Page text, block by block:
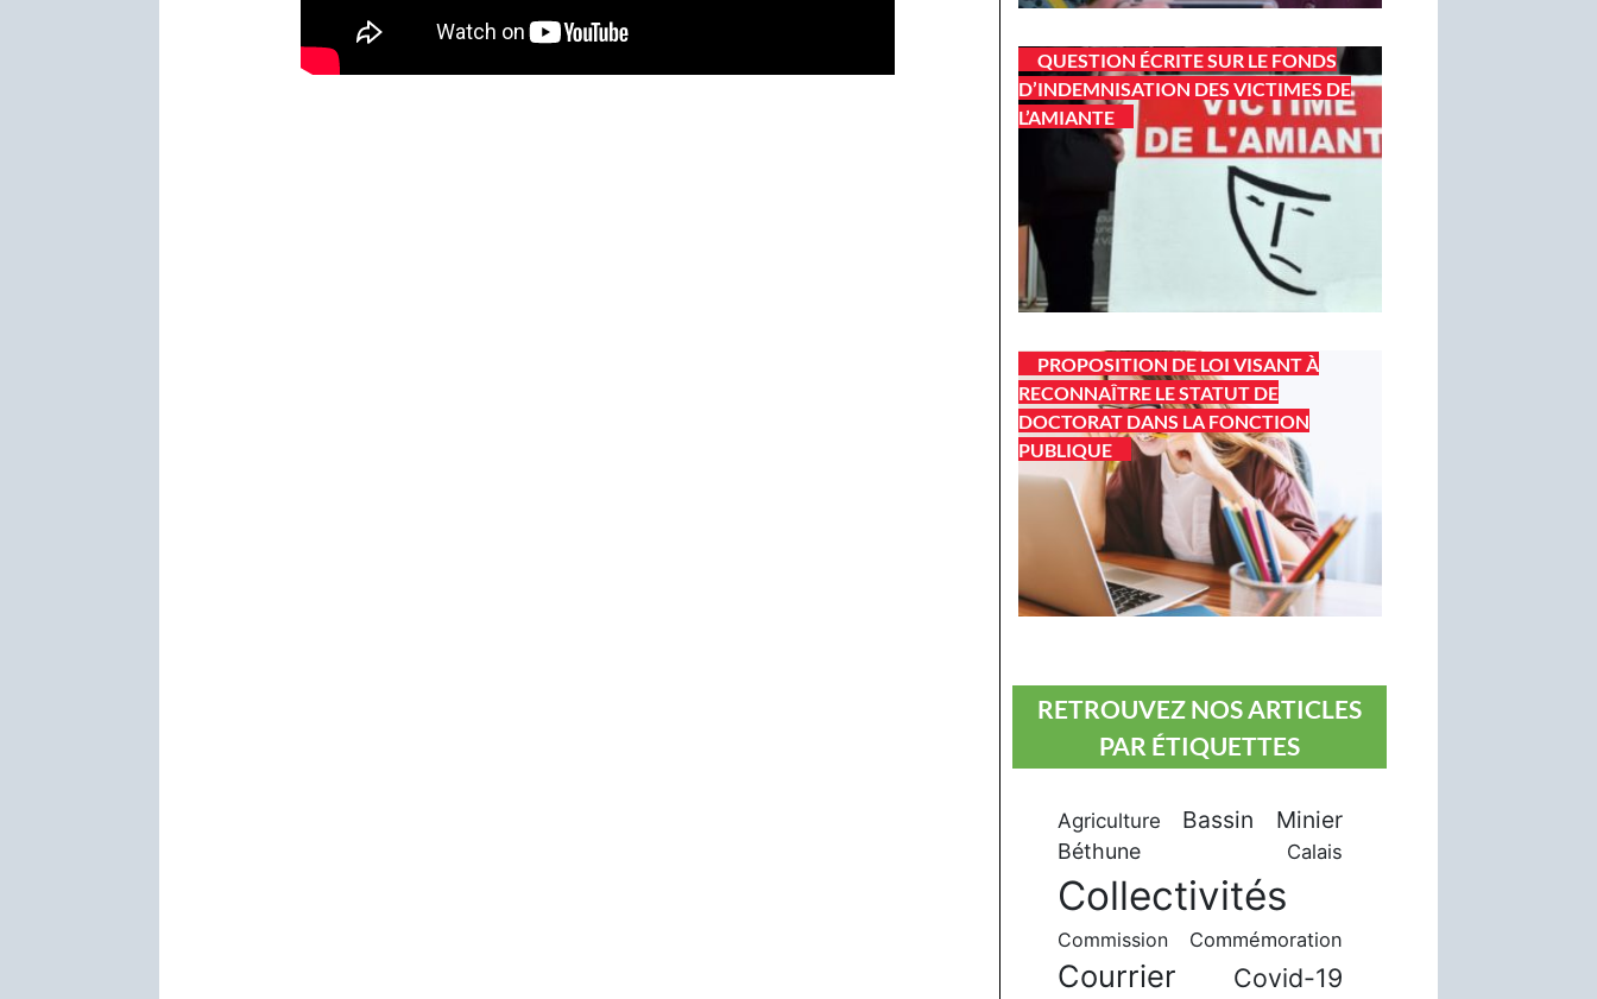
QUESTION ÉCRITE SUR LE FONDS
D’INDEMNISATION DES VICTIMES DE
L’AMIANTE
PROPOSITION DE LOI VISANT À
RECONNAÎTRE LE STATUT DE
DOCTORAT DANS LA FONCTION
PUBLIQUE
RETROUVEZ NOS ARTICLES
PAR ÉTIQUETTES
Agriculture Bassin Minier
Béthune Calais
Collectivités
Commission Commémoration
Courrier Covid-19